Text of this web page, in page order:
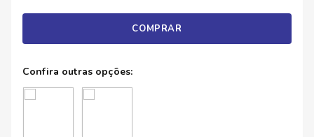
COMPRAR